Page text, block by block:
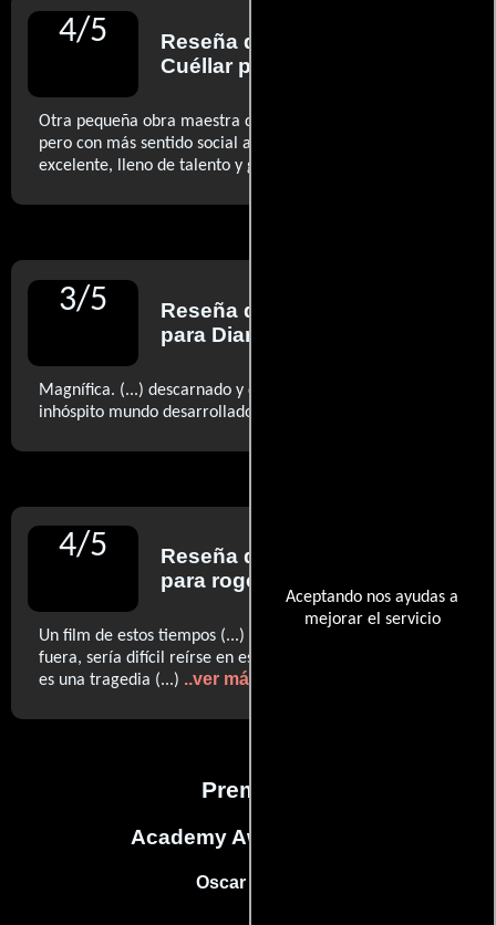
Aceptando nos ayudas a
mejorar el servicio
4/5 Reseña de
Cuéllar para Diario ABC
Otra pequeña obra maestra del mismo calado que 'Juno',
pero con más sentido social aún. (...) Un trabajo
excelente, lleno de talento y genialidad. (...)
3/5 Reseña de
para Diario El Mundo
Magnífica. (...) descarnado y divertido retrato de este
inhóspito mundo desarrollado. (...)
4/5 Reseña de
para rogerebert.com
Un film de estos tiempos (...) No es una comedia. Si lo
fuera, sería difícil reírse en estos días de 2009. Tampoco
es una tragedia (...) ..ver más
Premios
Academy Awards, USA
Oscar (2010)